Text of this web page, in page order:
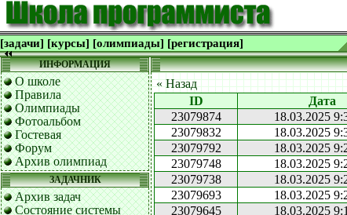
[задачи] [курсы] [олимпиады] [регистрация]
ИНФОРМАЦИЯ
О школе
Правила
Олимпиады
Фотоальбом
Гостевая
Форум
Архив олимпиад
ЗАДАЧНИК
Архив задач
Состояние системы
« Назад
ID
Дата
23079874
18.03.2025
23079832
18.03.2025
23079792
18.03.2025
23079748
18.03.2025
23079738
18.03.2025
23079693
18.03.2025
23079645
18.03.2025